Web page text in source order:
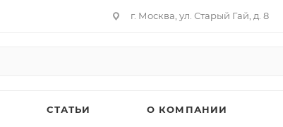
г. Москва, ул. Старый Гай, д. 8
СТАТЬИ О КОМПАНИИ